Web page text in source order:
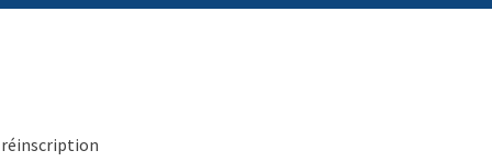
réinscription